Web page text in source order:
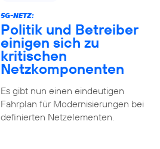
5G-NETZ:
Politik und Betreiber
einigen sich zu
kritischen
Netzkomponenten
Es gibt nun einen eindeutigen
Fahrplan für Modernisierungen bei
definierten Netzelementen.